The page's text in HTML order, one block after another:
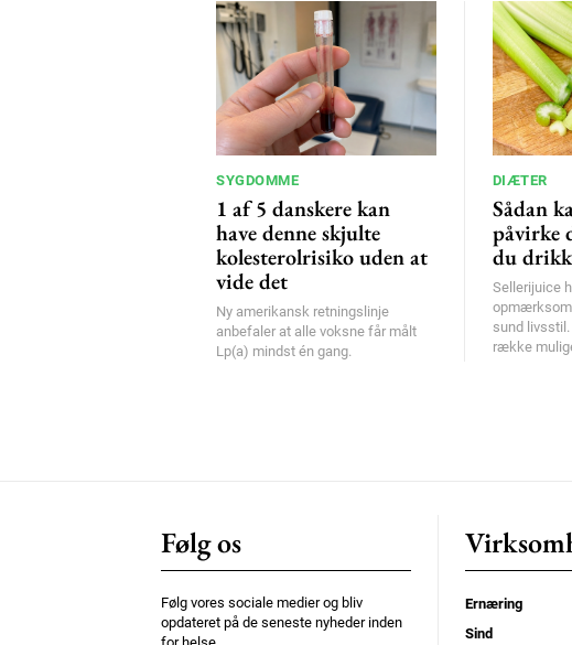
SYGDOMME
1 af 5 danskere kan
have denne skjulte
kolesterolrisiko uden at
vide det
Ny amerikansk retningslinje
anbefaler at alle voksne får målt
Lp(a) mindst én gang.
DIÆTER
Sådan
påvirke
du
Sellerijuice
sund
række
Følg os
Følg vores sociale medier og bliv
opdateret på de seneste nyheder inden
Ernæring
Sind